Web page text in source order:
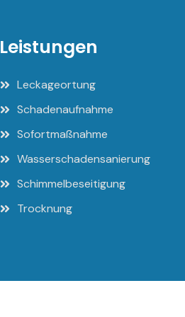
Leistungen
Leckageortung
Schadenaufnahme
Sofortmaßnahme
Wasserschadensanierung
Schimmelbeseitigung
Trocknung